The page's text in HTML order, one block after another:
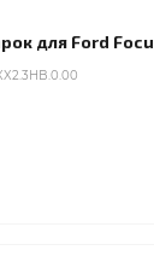
для Ford